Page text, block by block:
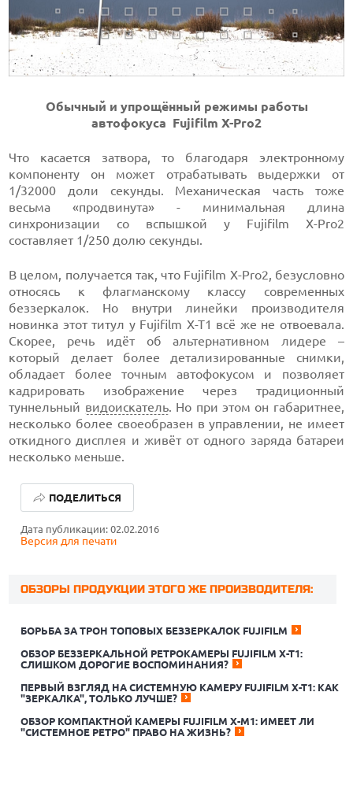
Обычный и упрощённый режимы работы
автофокуса Fujifilm X-Pro2
Что касается затвора, то благодаря электронному
компоненту он может отрабатывать выдержки от
1/32000 доли секунды. Механическая часть тоже
весьма «продвинута» - минимальная длина
синхронизации со вспышкой у Fujifilm X-Pro2
составляет 1/250 долю секунды.
В целом, получается так, что Fujifilm X-Pro2, безусловно
относясь к флагманскому классу современных
беззеркалок. Но внутри линейки производителя
новинка этот титул у Fujifilm X-T1 всё же не отвоевала.
Скорее, речь идёт об альтернативном лидере –
который делает более детализированные снимки,
обладает более точным автофокусом и позволяет
кадрировать изображение через традиционный
туннельный видоискатель. Но при этом он габаритнее,
несколько более своеобразен в управлении, не имеет
откидного дисплея и живёт от одного заряда батареи
несколько меньше.
Дата публикации: 02.02.2016
Версия для печати
ПОДЕЛИТЬСЯ
ОБЗОРЫ ПРОДУКЦИИ ЭТОГО ЖЕ ПРОИЗВОДИТЕЛЯ:
БОРЬБА ЗА ТРОН ТОПОВЫХ БЕЗЗЕРКАЛОК FUJIFILM
ОБЗОР БЕЗЗЕРКАЛЬНОЙ РЕТРОКАМЕРЫ FUJIFILM X-T1:
СЛИШКОМ ДОРОГИЕ ВОСПОМИНАНИЯ?
ПЕРВЫЙ ВЗГЛЯД НА СИСТЕМНУЮ КАМЕРУ FUJIFILM X-T1: КАК
"ЗЕРКАЛКА", ТОЛЬКО ЛУЧШЕ?
ОБЗОР КОМПАКТНОЙ КАМЕРЫ FUJIFILM X-M1: ИМЕЕТ ЛИ
"СИСТЕМНОЕ РЕТРО" ПРАВО НА ЖИЗНЬ?
ОБЗОР ПЫЛЕСОСА DREAME Z40 AQUACYCLE PRO
ОБЗОР МОНИТОРА MSI PRO MAX 271PHW E14